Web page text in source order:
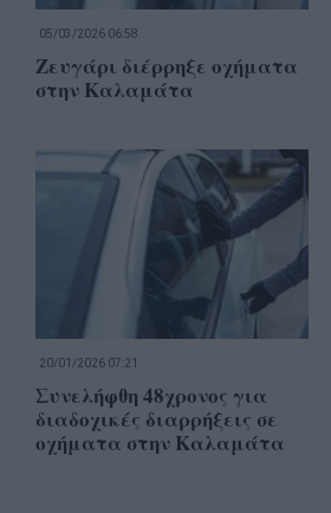
05/03/2026 06:58
Ζευγάρι διέρρηξε οχήματα
στην Καλαμάτα
20/01/2026 07:21
Συνελήφθη 48χρονος για
διαδοχικές διαρρήξεις σε
οχήματα στην Καλαμάτα